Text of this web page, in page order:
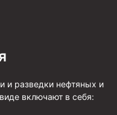
и разведки нефтяных и
включают в себя: